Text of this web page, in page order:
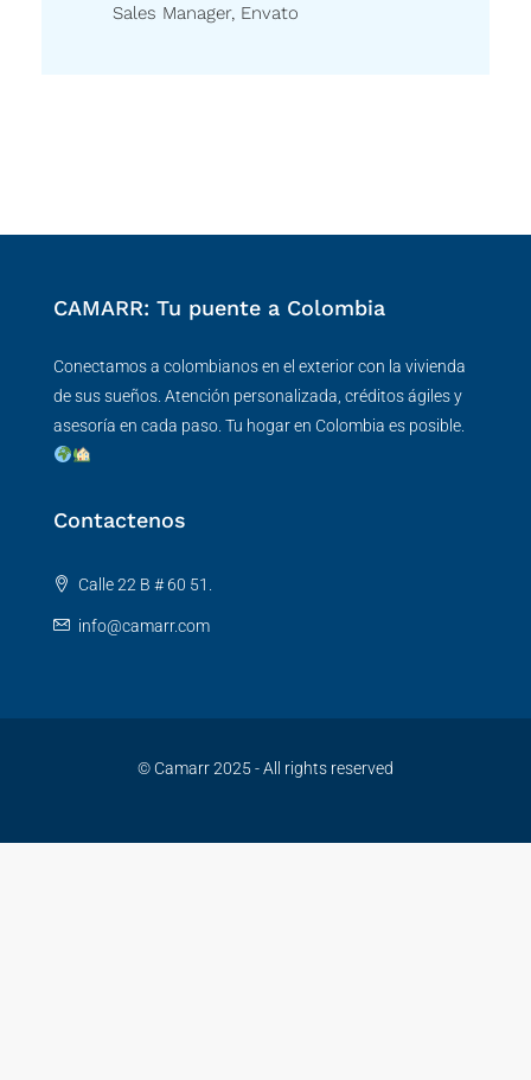
Sales Manager, Envato
CAMARR: Tu puente a Colombia
Conectamos a colombianos en el exterior con la vivienda
de sus sueños. Atención personalizada, créditos ágiles y
asesoría en cada paso. Tu hogar en Colombia es posible.
Contactenos
Calle 22 B # 60 51.
info@camarr.com
© Camarr 2025 - All rights reserved